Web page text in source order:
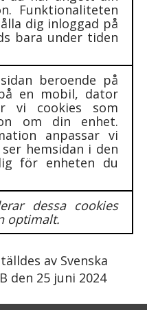
Funktionaliteten
dig inloggad på
bara under tiden
beroende på
en mobil, dator
vi cookies som
om din enhet.
anpassar vi
hemsidan i den
för enheten du
dessa cookies
optimalt.
av Svenska
den 25 juni 2024